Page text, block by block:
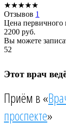
★★★★★
Отзывов 1
Цена первичного
2200 руб.
Вы можете
52
Этот врач
Приём в «
проспекте»